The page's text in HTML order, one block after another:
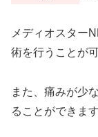
メディオスター
術を行うことが
また、痛みが少
ることができます